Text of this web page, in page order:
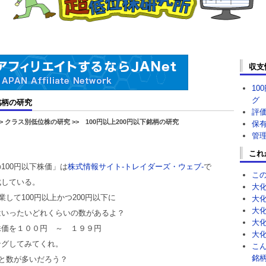
の研究
クラス別低位株の研究 >> 100円以上200円以下銘柄の研究
円以下株価」は株式情報サイト‐トレイダーズ・ウェブ‐で
ている。
して100円以上かつ200円以下に
ったいどれくらいの数があるよ？
価を１００円 ～ １９９円
してみてくれ。
数が多いだろう？
収
グ
評
保
管
こ
こ
大
大
大
大
大
こ
銘